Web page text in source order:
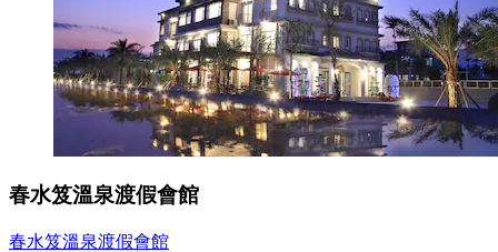
春水笈溫泉渡假會館
春水笈溫泉渡假會館